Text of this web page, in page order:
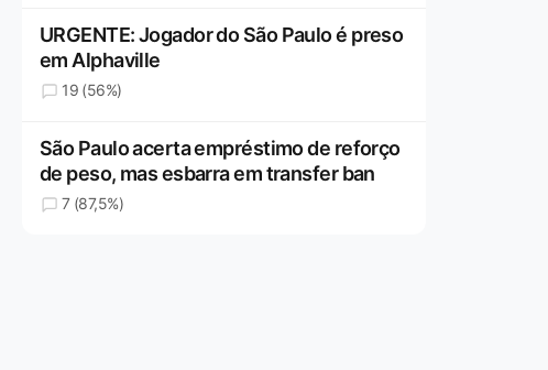
URGENTE: Jogador do São Paulo é preso
em Alphaville
19 (56%)
São Paulo acerta empréstimo de reforço
de peso, mas esbarra em transfer ban
7 (87,5%)